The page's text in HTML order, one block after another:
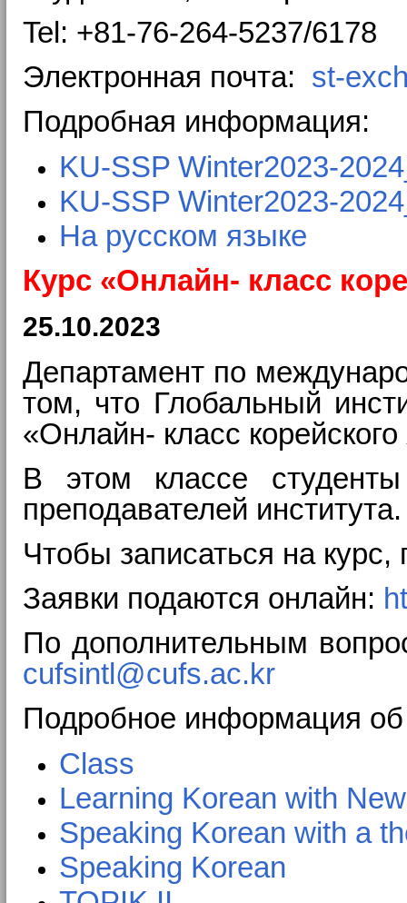
Tel: +81-76-264-5237/6178
Электронная почта: st-
Подробная информация:
KU-SSP Winter2023-
KU-SSP Winter2023-
На русском языке
Курс «Онлайн- класс
25.10.2023
Департамент по
том, что Глобальный
«Онлайн- класс
В этом классе
преподавателей института.
Чтобы записаться на
​Заявки подаются онлайн:
По дополнительным
cufsintl@cufs.ac.kr
Подробное информация об
Class
Learning Korean with
Speaking Korean with a
Speaking Korean